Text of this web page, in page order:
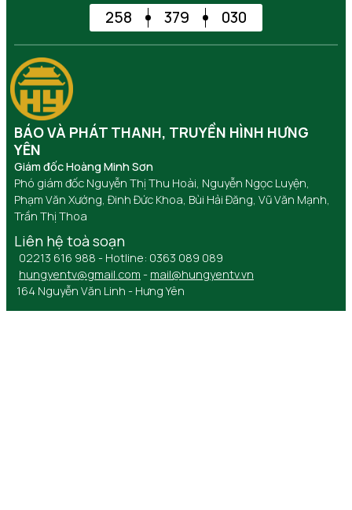
258 379 030
BÁO VÀ PHÁT THANH, TRUYỀN HÌNH HƯNG
YÊN
Giám đốc Hoàng Minh Sơn
Phó giám đốc Nguyễn Thị Thu Hoài, Nguyễn Ngọc Luyện,
Phạm Văn Xướng, Đinh Đức Khoa, Bùi Hải Đăng, Vũ Văn Mạnh,
Trần Thị Thoa
Liên hệ toà soạn
02213 616 988 - Hotline: 0363 089 089
hungyentv@gmail.com - mail@hungyentv.vn
164 Nguyễn Văn Linh - Hưng Yên